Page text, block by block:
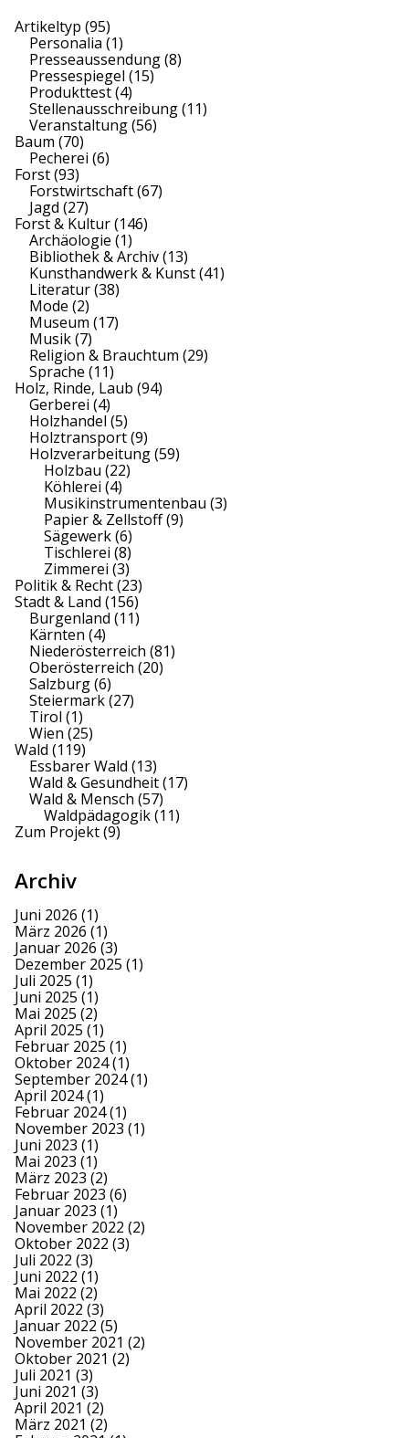
Artikeltyp (95)
Personalia (1)
Presseaussendung(8)
Pressespiegel (15)
Produkttest(4)
Stellenausschreibung(11)
Veranstaltung(56)
Baum (70)
Pecherei (6)
Forst(93)
Forstwirtschaft(67)
Jagd (27)
Forst & Kultur(146)
Archäologie (1)
Bibliothek & Archiv(13)
Kunsthandwerk & Kunst(41)
Literatur(38)
Mode (2)
Museum (17)
Musik(7)
Religion & Brauchtum (29)
Sprache (11)
Holz, Rinde, Laub (94)
Gerberei (4)
Holzhandel (5)
Holztransport(9)
Holzverarbeitung(59)
Holzbau (22)
Köhlerei (4)
Musikinstrumentenbau (3)
Papier & Zellstoff(9)
Sägewerk(6)
Tischlerei (8)
Zimmerei (3)
Politik & Recht(23)
Stadt & Land (156)
Burgenland (11)
Kärnten (4)
Niederösterreich (81)
Oberösterreich (20)
Salzburg(6)
Steiermark(27)
Tirol (1)
Wien (25)
Wald (119)
Essbarer Wald (13)
Wald & Gesundheit(17)
Wald & Mensch (57)
Waldpädagogik(11)
Zum Projekt(9)
Archiv
Juni 2026 (1)
März 2026 (1)
Januar 2026 (3)
Dezember 2025 (1)
Juli 2025 (1)
Juni 2025 (1)
Mai 2025 (2)
April 2025 (1)
Februar 2025 (1)
Oktober 2024(1)
September 2024(1)
April 2024(1)
Februar 2024(1)
November 2023 (1)
Juni 2023 (1)
Mai 2023 (1)
März 2023 (2)
Februar 2023 (6)
Januar 2023 (1)
November 2022 (2)
Oktober 2022 (3)
Juli 2022 (3)
Juni 2022 (1)
Mai 2022 (2)
April 2022 (3)
Januar 2022 (5)
November 2021 (2)
Oktober 2021 (2)
Juli 2021 (3)
Juni 2021 (3)
April 2021 (2)
März 2021 (2)